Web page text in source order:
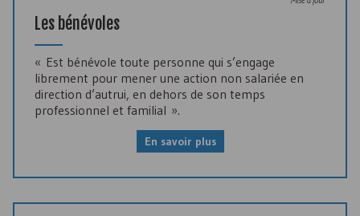
Les bénévoles
« Est bénévole toute personne qui s’engage
librement pour mener une action non salariée en
direction d’autrui, en dehors de son temps
professionnel et familial ».
En savoir plus